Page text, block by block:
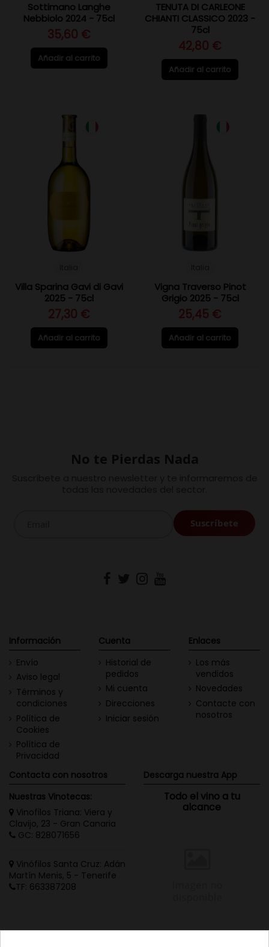
Sottimano Langhe
Nebbiolo 2024 - 75cl
35,60 €
Añadir al carrito
TENUTA DI CARLEONE
CHIANTI CLASSICO 2023 -
75cl
42,80 €
Añadir al carrito
Villa Sparina Gavi di Gavi
2025 - 75cl
27,30 €
Añadir al carrito
Vigna Traverso Pinot
Grigio 2025 - 75cl
25,45 €
Añadir al carrito
No te Pierdas Nada
Información
Envío
Aviso legal
Términos y
condiciones
Política de
Cookies
Política de
Privacidad
Cuenta
Historial de
pedidos
Mi cuenta
Direcciones
Iniciar sesión
Enlaces
Los más
vendidos
Novedades
Contacte con
nosotros
Contacta con nosotros
Nuestras Vinotecas:
Vinofilos Triana: Viera y
Clavijo, 23 - Gran Canaria
GC: 828071656
Vinófilos Santa Cruz: Adán
Martín Menis, 5 - Tenerife
TF: 663387208
Descarga nuestra App
Todo el vino a tu
alcance